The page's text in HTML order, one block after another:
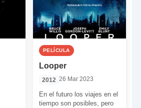
PELÍCULA
Looper
2012 26 Mar 2023
En el futuro los viajes en el
tiempo son posibles, pero